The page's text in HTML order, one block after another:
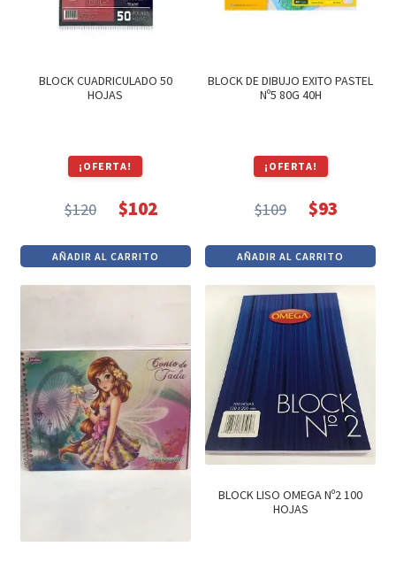
BLOCK CUADRICULADO 50
HOJAS
¡OFERTA!
$120
precio
original
era:
$102
precio
actual
es:
AÑADIR AL CARRITO
BLOCK DE DIBUJO EXITO PASTEL
Nº5 80G 40H
¡OFERTA!
$109
precio
original
era:
$109.
$93
precio
actual
es:
$93.
AÑADIR AL CARRITO
BLOCK LISO OMEGA Nº2 100
HOJAS